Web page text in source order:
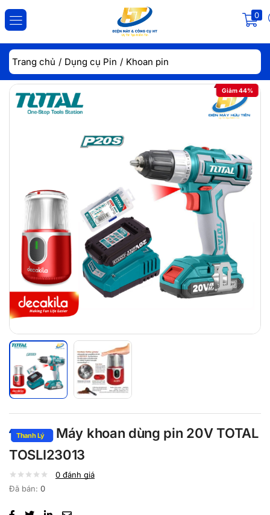
0
ĐĂNG NHẬP ĐĂNG KÝ
Nhập tài khoản và mật khẩu để đăng nhập.
Đăng Nhập
Quên mật khẩu?
Trang chủ Dụng cụ Pin Khoan pin
Giảm 44%
Máy khoan dùng pin 20V TOTAL
TOSLI23013
0 đánh giá
Đã bán: 0